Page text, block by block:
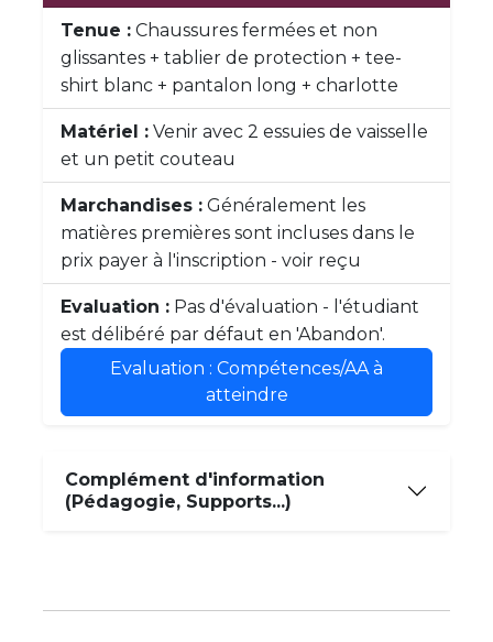
Tenue : Chaussures fermées et non
glissantes + tablier de protection + tee-
shirt blanc + pantalon long + charlotte
Matériel : Venir avec 2 essuies de vaisselle
et un petit couteau
Marchandises : Généralement les
matières premières sont incluses dans le
prix payer à l'inscription - voir reçu
Evaluation : Pas d'évaluation - l'étudiant
est délibéré par défaut en 'Abandon'.
Evaluation : Compétences/AA à
atteindre
Complément d'information
(Pédagogie, Supports...)